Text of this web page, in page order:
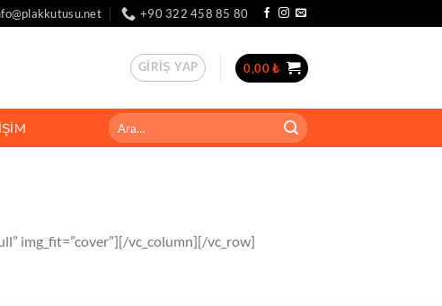
+90 322 458 85 80
GIRIŞ YAP 0,00₺
Ara:
img_fit=”cover”][/vc_column][/vc_row]